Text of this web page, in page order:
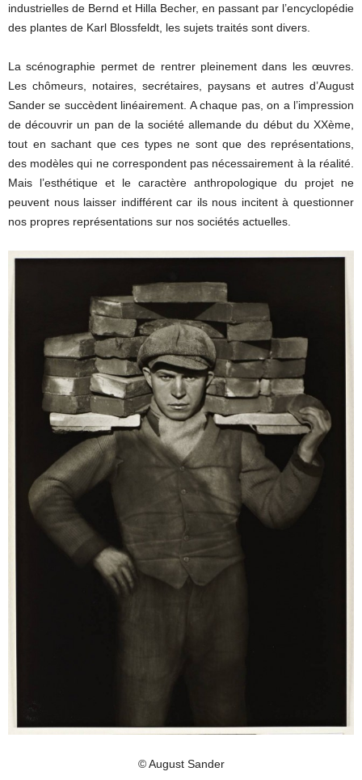
industrielles de Bernd et Hilla Becher, en passant par l’encyclopédie
des plantes de Karl Blossfeldt, les sujets traités sont divers.
La scénographie permet de rentrer pleinement dans les œuvres.
Les chômeurs, notaires, secrétaires, paysans et autres d’August
Sander se succèdent linéairement. A chaque pas, on a l’impression
de découvrir un pan de la société allemande du début du XXème,
tout en sachant que ces types ne sont que des représentations,
des modèles qui ne correspondent pas nécessairement à la réalité.
Mais l’esthétique et le caractère anthropologique du projet ne
peuvent nous laisser indifférent car ils nous incitent à questionner
nos propres représentations sur nos sociétés actuelles.
© August Sander